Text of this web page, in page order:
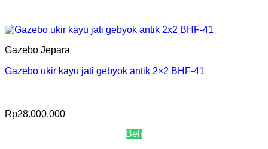
Gazebo Jepara
Gazebo ukir kayu jati gebyok antik 2×2 BHF-41
Rp28.000.000
Beli